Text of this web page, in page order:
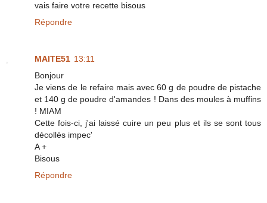
vais faire votre recette bisous
Répondre
MAITE51 13:11
Bonjour
Je viens de le refaire mais avec 60 g de poudre de pistache
et 140 g de poudre d'amandes ! Dans des moules à muffins
! MIAM
Cette fois-ci, j'ai laissé cuire un peu plus et ils se sont tous
décollés impec'
A +
Bisous
Répondre